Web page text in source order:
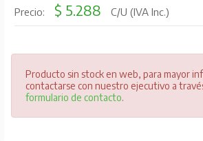
Precio: $ 5.288 C/U (IVA Inc.)
Producto sin stock en web, para mayor
contactarse con nuestro ejecutivo a
formulario de contacto.